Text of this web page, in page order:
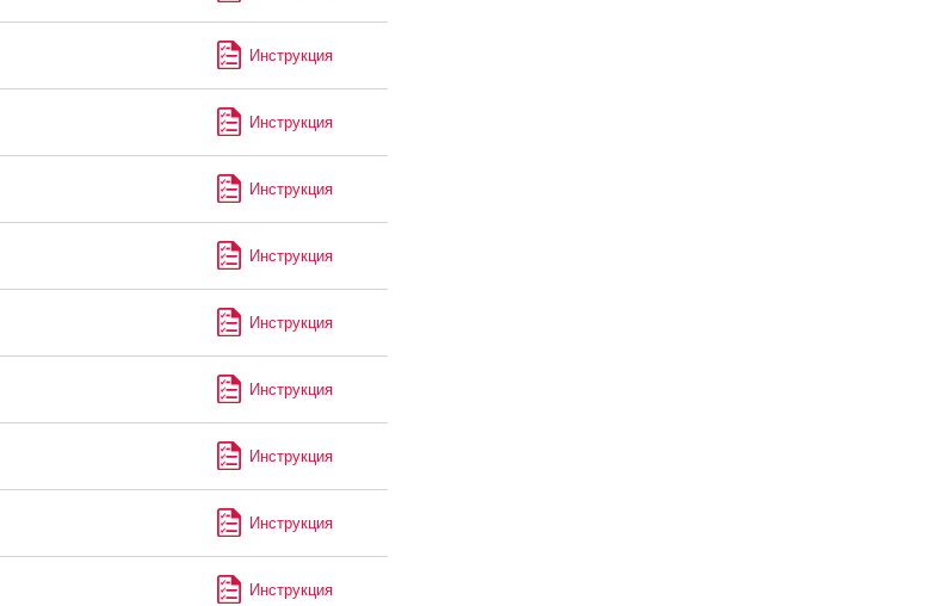
Инструкция
Инструкция
Инструкция
Инструкция
Инструкция
Инструкция
Инструкция
Инструкция
Инструкция